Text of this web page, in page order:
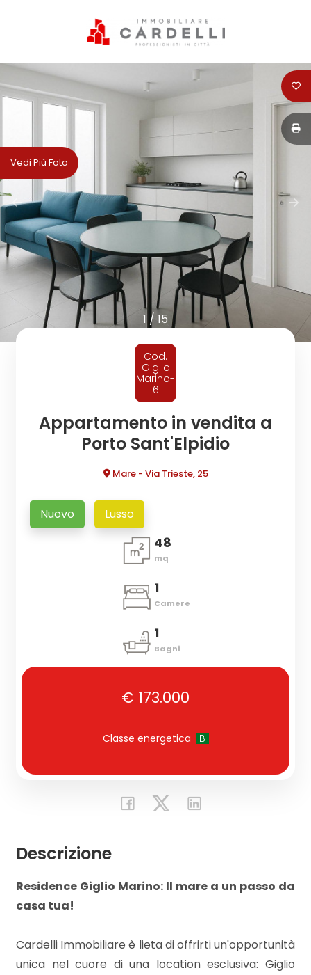
1 / 15
Vedi Più Foto
Cod.
Giglio
Marino-
6
Appartamento in vendita a
Porto Sant'Elpidio
Mare - Via Trieste, 25
Nuovo Lusso
48
mq
1
Camere
1
Bagni
€ 173.000
Classe energetica: B
Descrizione
Residence Giglio Marino: Il mare a un passo da
casa tua!
Cardelli Immobiliare è lieta di offrirti un'opportunità
unica nel cuore di una location esclusiva: Giglio
PERCHÈ
SCEGLIERE
IMMOBILIARE
SERVIZI
VENDITA
AFFITTI
CONTATTI
Contratto
Qualsiasi
Affitto
Scegli
dove
cercare
Tipologia
mq